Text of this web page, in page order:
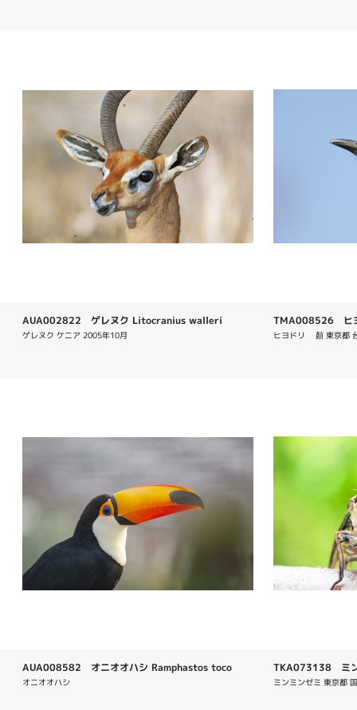
AUA002822 ゲレヌク Litocranius walleri
ゲレヌク ケニア 2005年10月
TMA008526 ヒ
ヒヨドリ　 顏 東京都
AUA008582 オニオオハシ Ramphastos toco
オニオオハシ
TKA073138 ミ
maculaticollis
ミンミンゼミ 東京都